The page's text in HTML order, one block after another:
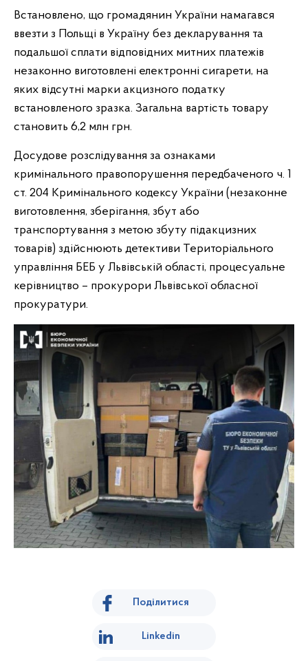
Встановлено, що громадянин України намагався
ввезти з Польщі в Україну без декларування та
подальшої сплати відповідних митних платежів
незаконно виготовлені електронні сигарети, на
яких відсутні марки акцизного податку
встановленого зразка. Загальна вартість товару
становить 6,2 млн грн.
Досудове розслідування за ознаками
кримінального правопорушення передбаченого ч. 1
ст. 204 Кримінального кодексу України (незаконне
виготовлення, зберігання, збут або
транспортування з метою збуту підакцизних
товарів) здійснюють детективи Територіального
управління БЕБ у Львівській області, процесуальне
керівництво – прокурори Львівської обласної
прокуратури.
Поділитися
Linkedin